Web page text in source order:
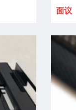
面议